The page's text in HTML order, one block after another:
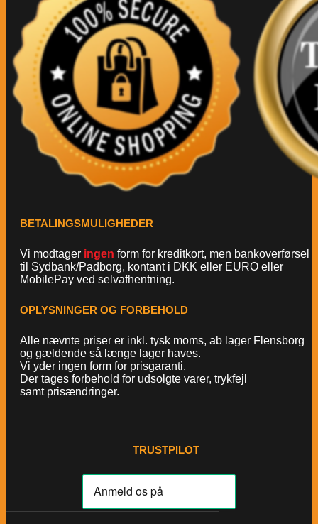
BETALINGSMULIGHEDER
Vi modtager ingen form for kreditkort, men bankoverførsel
til Sydbank/Padborg, kontant i DKK eller EURO eller
MobilePay ved selvafhentning.
OPLYSNINGER OG FORBEHOLD
Alle nævnte priser er inkl. tysk moms, ab lager Flensborg
og gældende så længe lager haves.
Vi yder ingen form for prisgaranti.
Der tages forbehold for udsolgte varer, trykfejl
samt prisændringer.
TRUSTPILOT